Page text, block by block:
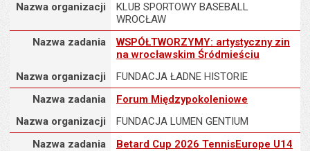
Nazwa organizacji
KLUB SPORTOWY BASEBALL
WROCŁAW
Nazwa zadania
Nazwa zadania
WSPÓŁTWORZYMY: artystyczny zin
na wrocławskim Śródmieściu
Nazwa organizacji
FUNDACJA ŁADNE HISTORIE
Nazwa zadania
Nazwa zadania
Forum Międzypokoleniowe
Nazwa organizacji
FUNDACJA LUMEN GENTIUM
Nazwa zadania
Nazwa zadania
Betard Cup 2026 TennisEurope U14